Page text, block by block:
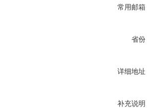
常用邮箱
省份
详细地址
补充说明